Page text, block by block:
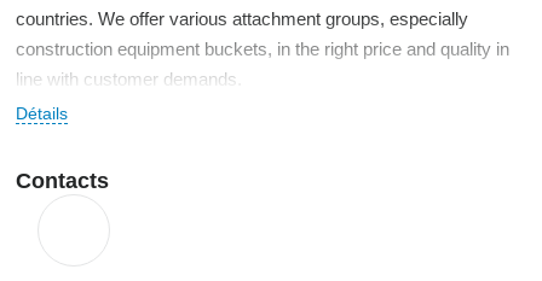
countries. We offer various attachment groups, especially
construction equipment buckets, in the right price and quality in
line with customer demands.
Détails
Contacts